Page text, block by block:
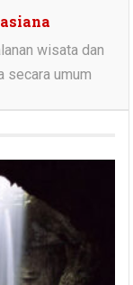
wisata dan
secara umum